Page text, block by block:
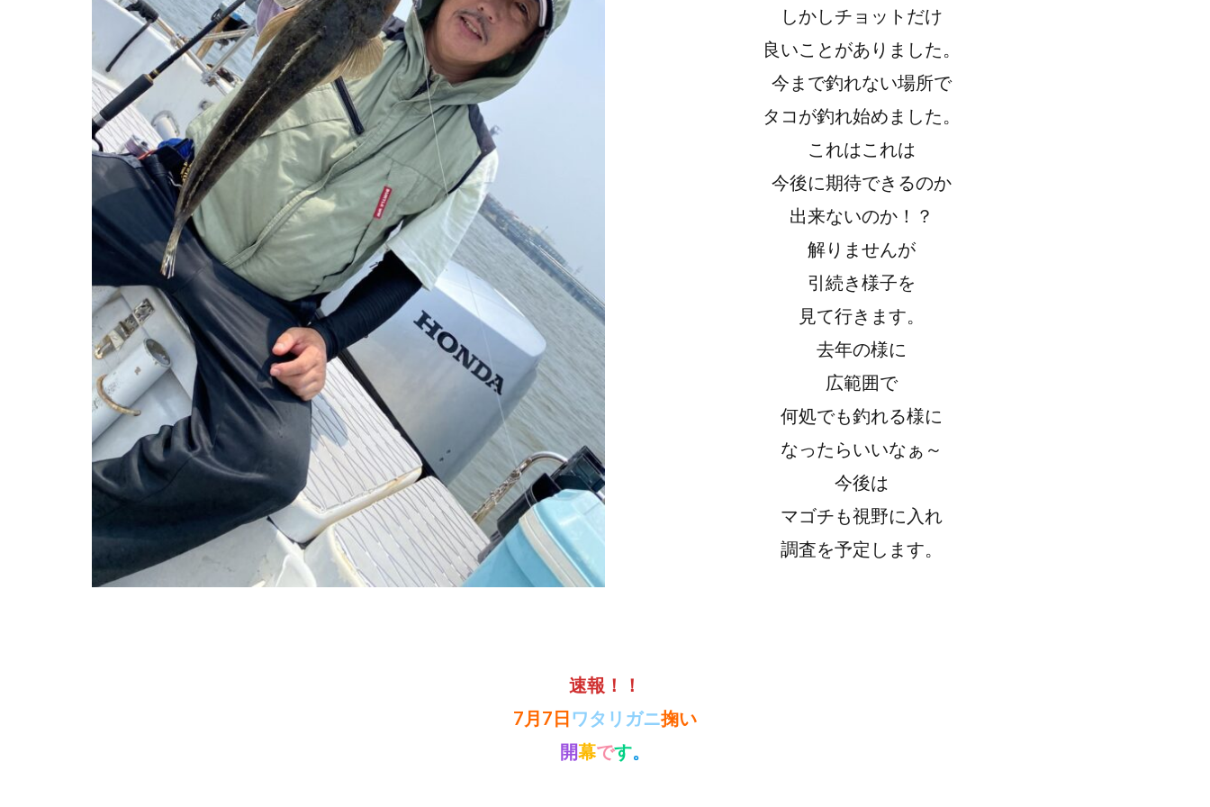
しかしチョットだけ
良いことがありました。
今まで釣れない場所で
タコが釣れ始めました。
これはこれは
今後に期待できるのか
出来ないのか！？
解りませんが
引続き様子を
見て行きます。
去年の様に
広範囲で
何処でも釣れる様に
なったらいいなぁ～
今後は
マゴチも視野に入れ
調査を予定します。
速報！！
7月7日ワタリガニ掬い
開幕です。